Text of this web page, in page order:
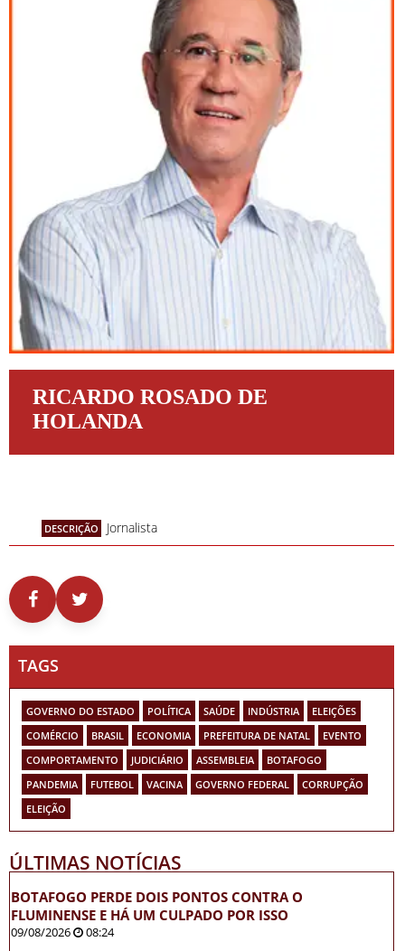
RICARDO ROSADO DE
HOLANDA
DESCRIÇÃO Jornalista
TAGS
GOVERNO DO ESTADO POLÍTICA SAÚDE INDÚSTRIA
ELEIÇÕES
COMÉRCIO
BRASIL ECONOMIA PREFEITURA DE NATAL
EVENTO
COMPORTAMENTO
JUDICIÁRIO ASSEMBLEIA
BOTAFOGO
PANDEMIA
FUTEBOL VACINA GOVERNO FEDERAL
CORRUPÇÃO
ELEIÇÃO
ÚLTIMAS NOTÍCIAS
BOTAFOGO PERDE DOIS PONTOS CONTRA O
FLUMINENSE E HÁ UM CULPADO POR ISSO
09/08/2026 08:24